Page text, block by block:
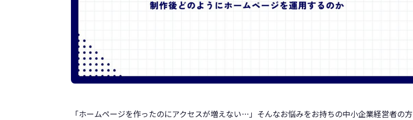
「ホームページを作ったのにアクセスが増えない…」そんなお悩みをお持ちの中小企業経営者の方